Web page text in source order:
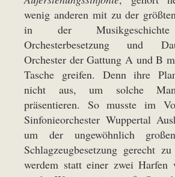
wenig anderen mit zu der
in der Musikgeschichte
Orchesterbesetzung und
Orchester der Gattung A und B
Tasche greifen. Denn ihre
nicht aus, um solche
präsentieren. So musste im
Sinfonieorchester Wuppertal
um der ungewöhnlich
Schlagzeugbesetzung gerecht
werdem statt einer zwei Harfen